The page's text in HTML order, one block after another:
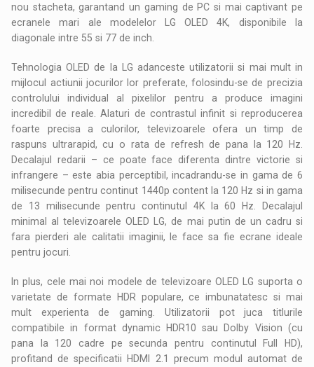
nou stacheta, garantand un gaming de PC si mai captivant pe
ecranele mari ale modelelor LG OLED 4K, disponibile la
diagonale intre 55 si 77 de inch.
Tehnologia OLED de la LG adanceste utilizatorii si mai mult in
mijlocul actiunii jocurilor lor preferate, folosindu-se de precizia
controlului individual al pixelilor pentru a produce imagini
incredibil de reale. Alaturi de contrastul infinit si reproducerea
foarte precisa a culorilor, televizoarele ofera un timp de
raspuns ultrarapid, cu o rata de refresh de pana la 120 Hz.
Decalajul redarii – ce poate face diferenta dintre victorie si
infrangere – este abia perceptibil, incadrandu-se in gama de 6
milisecunde pentru continut 1440p content la 120 Hz si in gama
de 13 milisecunde pentru continutul 4K la 60 Hz. Decalajul
minimal al televizoarele OLED LG, de mai putin de un cadru si
fara pierderi ale calitatii imaginii, le face sa fie ecrane ideale
pentru jocuri.
In plus, cele mai noi modele de televizoare OLED LG suporta o
varietate de formate HDR populare, ce imbunatatesc si mai
mult experienta de gaming. Utilizatorii pot juca titlurile
compatibile in format dynamic HDR10 sau Dolby Vision (cu
pana la 120 cadre pe secunda pentru continutul Full HD),
profitand de specificatii HDMI 2.1 precum modul automat de